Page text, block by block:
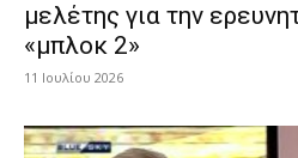
μελέτης για την
«μπλοκ 2»
11 Ιουλίου 2026